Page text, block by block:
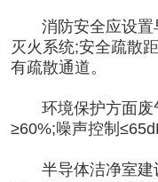
消防安全应设
灭火系统;安全疏散
有疏散通道。
环境保护方面
≥60%;噪声控制
半导体洁净室